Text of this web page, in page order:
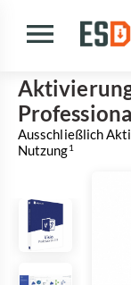
Ausschließlich
Nutzung1